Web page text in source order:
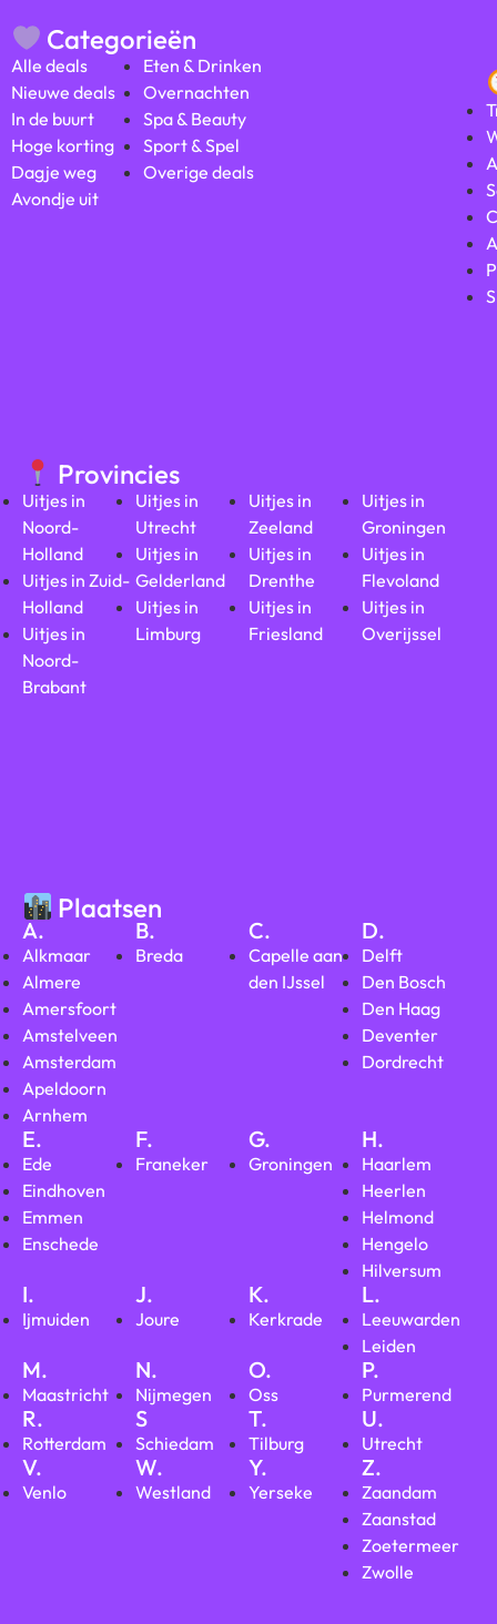
Categorieën
Alle deals
Nieuwe deals
In de buurt
Hoge korting
Dagje weg
Avondje uit
Eten & Drinken
Overnachten
Spa & Beauty
Sport & Spel
Overige deals
Provincies
Uitjes in
Noord-
Holland
Uitjes in Zuid-
Holland
Uitjes in
Noord-
Brabant
Uitjes in
Utrecht
Uitjes in
Gelderland
Uitjes in
Limburg
Uitjes in
Zeeland
Uitjes in
Drenthe
Uitjes in
Friesland
Uitjes in
Groningen
Uitjes in
Flevoland
Uitjes in
Overijssel
Plaatsen
A.
Alkmaar
Almere
Amersfoort
Amstelveen
Amsterdam
Apeldoorn
Arnhem
B.
Breda
C.
Capelle aan
den IJssel
D.
Delft
Den Bosch
Den Haag
Deventer
Dordrecht
E.
Ede
Eindhoven
Emmen
Enschede
F.
Franeker
G.
Groningen
H.
Haarlem
Heerlen
Helmond
Hengelo
Hilversum
I.
Ijmuiden
J.
Joure
K.
Kerkrade
L.
Leeuwarden
Leiden
M.
Maastricht
N.
Nijmegen
O.
Oss
P.
Purmerend
R.
Rotterdam
S
Schiedam
T.
Tilburg
U.
Utrecht
V.
Venlo
W.
Westland
Y.
Yerseke
Z.
Zaandam
Zaanstad
Zoetermeer
Zwolle